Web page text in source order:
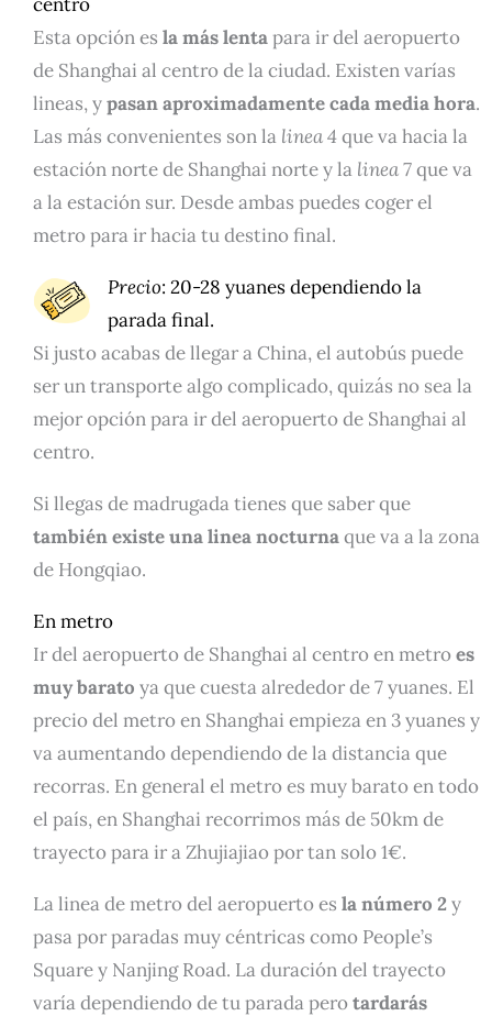
Esta opción es la más lentapara ir del aeropuerto
de Shanghai al centro de la ciudad. Existen varías
lineas, ypasan aproximadamente cada media hora.
Las más convenientes son la linea 4que va hacia la
estación norte de Shanghai norte y la linea 7que va
a la estación sur. Desde ambas puedes coger el
metro para ir hacia tu destino final.
Precio: 20-28 yuanes dependiendo la
parada final.
Si justo acabas de llegar a China, el autobús puede
ser un transporte algo complicado, quizás no sea la
mejor opción para ir del aeropuerto de Shanghai al
centro.
Si llegas de madrugada tienes que saber que
también existe una linea nocturnaque va a la zona
de Hongqiao.
En metro
Ir del aeropuerto de Shanghai al centro en metroes
muy barato ya que cuesta alrededor de 7 yuanes. El
precio del metro en Shanghai empieza en 3 yuanes y
va aumentando dependiendo de la distancia que
recorras. En general el metro es muy barato en todo
el país, en Shanghai recorrimos más de 50km de
trayecto para ir a Zhujiajiao por tan solo 1€.
La linea de metro del aeropuerto es la número 2 y
pasa por paradas muy céntricas como People’s
Square y Nanjing Road. La duración del trayecto
varía dependiendo de tu parada perotardarás